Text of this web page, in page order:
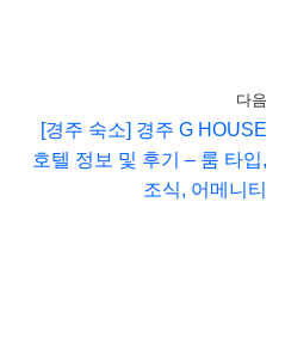
다음
[경주 숙소] 경주 G HOUSE
호텔 정보 및 후기 – 룸 타입,
조식, 어메니티